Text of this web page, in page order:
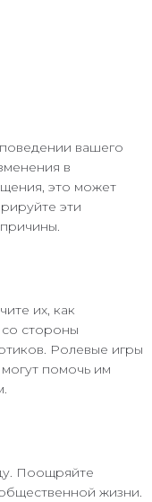
вашего
в
это может
эти
их, как
со стороны
Ролевые игры
помочь им
Поощряйте
жизни.